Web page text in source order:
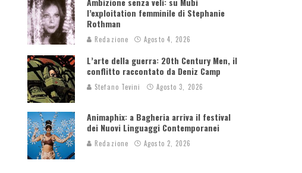
l’exploitation femminile di Stephanie
Rothman
Redazione Agosto 4, 2026
L’arte della guerra: 20th Century Men, il
conflitto raccontato da Deniz Camp
Stefano Tevini Agosto 3, 2026
Animaphix: a Bagheria arriva il festival
dei Nuovi Linguaggi Contemporanei
Redazione Agosto 2, 2026